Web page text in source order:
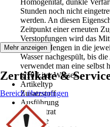
Homogenität, dunkle
Stunden noch nicht
werden. An diesen
Zeitpunkt einer erneuten
Verstopfungen wird das
kleinen Mengen in die
Wasser nachgespült, bis
verwendet man eine selbst
g/10 Liter Wasser.
Artikeltyp
Zusatzstoff
Ausführung
Konzentrat
Methode
Mehr anzeigen
Zertifikate &
Bereich überspringen